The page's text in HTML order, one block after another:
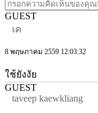
GUEST
เค
8 พฤษภาคม 2559 12:03:32
ใช้ยังงัย
GUEST
taveep kaewkliang